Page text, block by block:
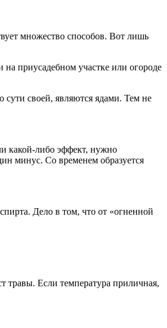
множество способов. Вот лишь
на приусадебном участке или огороде
своей, являются ядами. Тем не
какой-либо эффект, нужно
минус. Со временем образуется
Дело в том, что от «огненной
травы. Если температура приличная,